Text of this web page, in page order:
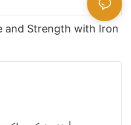
and Strength with Iron